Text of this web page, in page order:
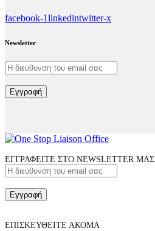
facebook-1linkedintwitter-x
Newsletter
Εγγραφή
ΕΓΓΡΑΦΕΙΤΕ ΣΤΟ NEWSLETTER ΜΑΣ
Εγγραφή
ΕΠΙΣΚΕΥΘΕΙΤΕ ΑΚΟΜΑ